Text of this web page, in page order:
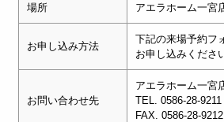
場所 アエラホーム一宮
お申し込み方法
下記の来場予約フ
お申し込みくださ
お問い合わせ先
アエラホーム一宮
TEL. 0586-28-
FAX. 0586-28-9212